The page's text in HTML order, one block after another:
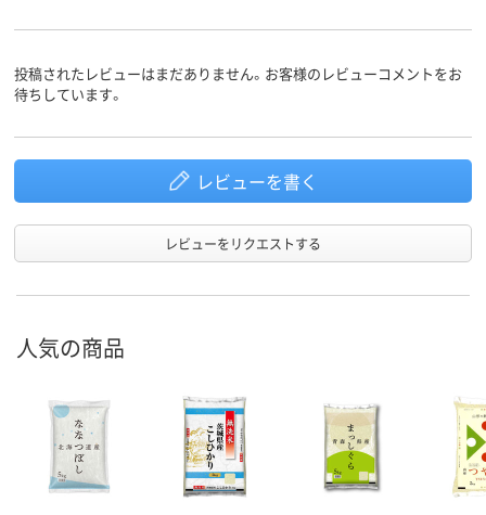
投稿されたレビューはまだありません。お客様のレビューコメントをお
待ちしています。
レビューを書く
レビューをリクエストする
人気の商品